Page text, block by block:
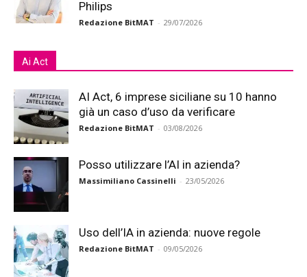
Philips
Redazione BitMAT - 29/07/2026
Ai Act
AI Act, 6 imprese siciliane su 10 hanno
già un caso d’uso da verificare
Redazione BitMAT - 03/08/2026
Posso utilizzare l’AI in azienda?
Massimiliano Cassinelli - 23/05/2026
Uso dell’IA in azienda: nuove regole
Redazione BitMAT - 09/05/2026